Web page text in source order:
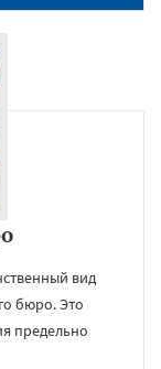
вид
бюро. Это
предельно